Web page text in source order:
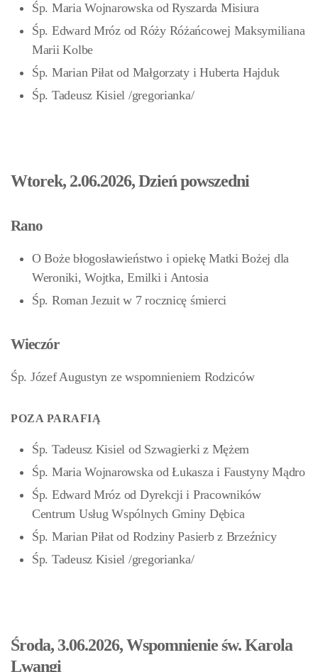
Śp. Maria Wojnarowska od Ryszarda Misiura
Śp. Edward Mróz od Róży Różańcowej Maksymiliana
Marii Kolbe
Śp. Marian Piłat od Małgorzaty i Huberta Hajduk
Śp. Tadeusz Kisiel /gregorianka/
Wtorek, 2.06.2026, Dzień powszedni
Rano
O Boże błogosławieństwo i opiekę Matki Bożej dla
Weroniki, Wojtka, Emilki i Antosia
Śp. Roman Jezuit w 7 rocznicę śmierci
Wieczór
Śp. Józef Augustyn ze wspomnieniem Rodziców
POZA PARAFIĄ
Śp. Tadeusz Kisiel od Szwagierki z Mężem
Śp. Maria Wojnarowska od Łukasza i Faustyny Mądro
Śp. Edward Mróz od Dyrekcji i Pracowników
Centrum Usług Wspólnych Gminy Dębica
Śp. Marian Piłat od Rodziny Pasierb z Brzeźnicy
Śp. Tadeusz Kisiel /gregorianka/
Środa, 3.06.2026, Wspomnienie św. Karola
Lwangi